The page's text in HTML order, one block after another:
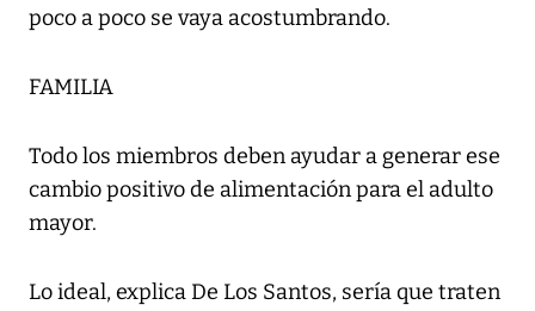
poco a poco se vaya acostumbrando.
FAMILIA
Todo los miembros deben ayudar a generar ese
cambio positivo de alimentación para el adulto
mayor.
Lo ideal, explica De Los Santos, sería que traten